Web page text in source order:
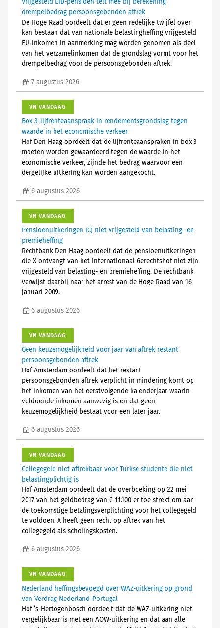
Vrijgesteld EIB-pensioen telt mee bij berekening
drempelbedrag persoonsgebonden aftrek
De Hoge Raad oordeelt dat er geen redelijke twijfel over
kan bestaan dat van nationale belastingheffing vrijgesteld
EU-inkomen in aanmerking mag worden genomen als deel
van het verzamelinkomen dat de grondslag vormt voor het
drempelbedrag voor de persoonsgebonden aftrek.
7 augustus 2026
VN VANDAAG
Box 3-lijfrenteaanspraak in rendementsgrondslag tegen
waarde in het economische verkeer
Hof Den Haag oordeelt dat de lijfrenteaanspraken in box 3
moeten worden gewaardeerd tegen de waarde in het
economische verkeer, zijnde het bedrag waarvoor een
dergelijke uitkering kan worden aangekocht.
6 augustus 2026
VN VANDAAG
Pensioenuitkeringen ICJ niet vrijgesteld van belasting- en
premieheffing
Rechtbank Den Haag oordeelt dat de pensioenuitkeringen
die X ontvangt van het Internationaal Gerechtshof niet zijn
vrijgesteld van belasting- en premieheffing. De rechtbank
verwijst daarbij naar het arrest van de Hoge Raad van 16
januari 2009.
6 augustus 2026
VN VANDAAG
Geen keuzemogelijkheid voor jaar van aftrek restant
persoonsgebonden aftrek
Hof Amsterdam oordeelt dat het restant
persoonsgebonden aftrek verplicht in mindering komt op
het inkomen van het eerstvolgende kalenderjaar waarin
voldoende inkomen aanwezig is en dat geen
keuzemogelijkheid bestaat voor een later jaar.
6 augustus 2026
VN VANDAAG
Collegegeld niet aftrekbaar voor Turkse studente die niet
belastingplichtig is
Hof Amsterdam oordeelt dat de overboeking op 22 mei
2017 van het geldbedrag van € 11.100 er toe strekt om aan
de toekomstige betalingsverplichting voor het collegegeld
te voldoen. X heeft geen recht op aftrek van het
collegegeld als scholingskosten.
6 augustus 2026
VN VANDAAG
Nederland heffingsbevoegd over WAZ-uitkering op grond
van Verdrag Nederland-Portugal
Hof ’s-Hertogenbosch oordeelt dat de WAZ-uitkering niet
vergelijkbaar is met een AOW-uitkering en dat aan alle